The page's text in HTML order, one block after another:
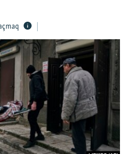
STANDARTLARIMIZ